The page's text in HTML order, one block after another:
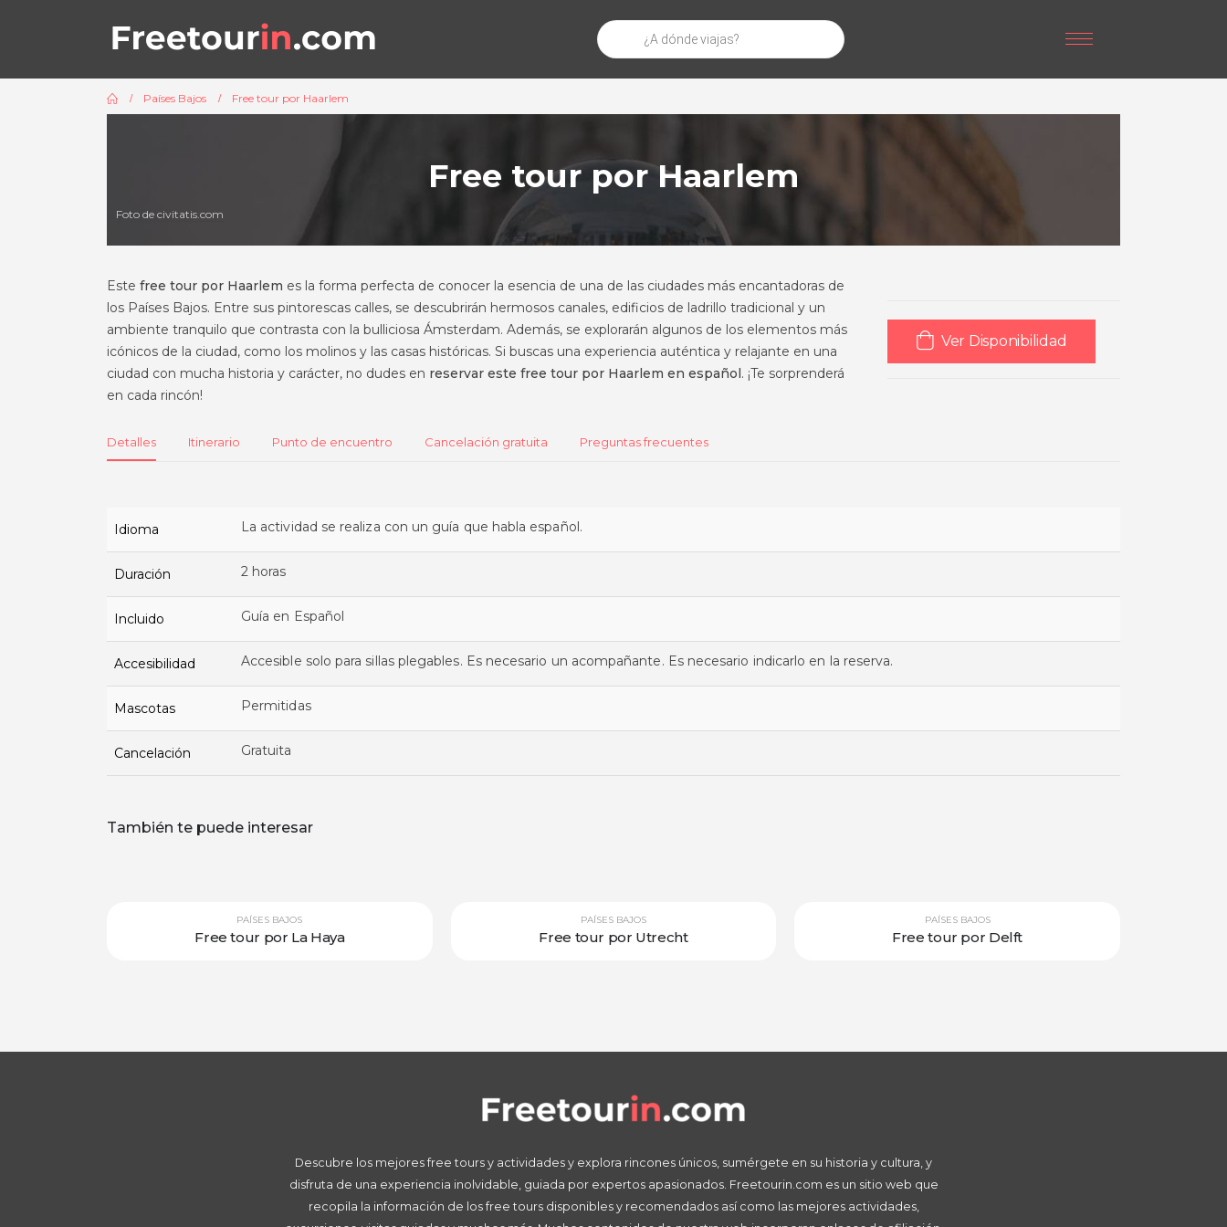
Búsqueda
de
productos
Países Bajos Free tour por Haarlem
Free tour por Haarlem
Foto de civitatis.com
Este free tour por Haarlem es la forma perfecta de conocer la esencia de una de las ciudades más encantadoras de
los Países Bajos. Entre sus pintorescas calles, se descubrirán hermosos canales, edificios de ladrillo tradicional y un
ambiente tranquilo que contrasta con la bulliciosa Ámsterdam. Además, se explorarán algunos de los elementos más
icónicos de la ciudad, como los molinos y las casas históricas. Si buscas una experiencia auténtica y relajante en una
ciudad con mucha historia y carácter, no dudes en reservar este free tour por Haarlem en español. ¡Te sorprenderá
en cada rincón!
Ver Disponibilidad
Detalles Itinerario Punto de encuentro Cancelación gratuita Preguntas frecuentes
Idioma La actividad se realiza con un guía que habla español.
Duración 2 horas
Incluido Guía en Español
Accesibilidad Accesible solo para sillas plegables. Es necesario un acompañante. Es necesario indicarlo en la reserva.
Mascotas Permitidas
Cancelación Gratuita
También te puede interesar
PAÍSES BAJOS
Free tour por La Haya
PAÍSES BAJOS
Free tour por Utrecht
PAÍSES BAJOS
Free tour por Delft
Descubre los mejores free tours y actividades y explora rincones únicos, sumérgete en su historia y cultura, y
disfruta de una experiencia inolvidable, guiada por expertos apasionados. Freetourin.com es un sitio web que
recopila la información de los free tours disponibles y recomendados así como las mejores actividades,